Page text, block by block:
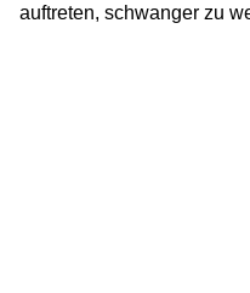
auftreten, schwanger zu